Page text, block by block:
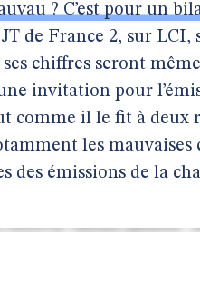
? C’est pour un
de France 2, sur LCI,
chiffres seront
invitation pour
comme il le fit à deux
les mauvaises
des émissions de la